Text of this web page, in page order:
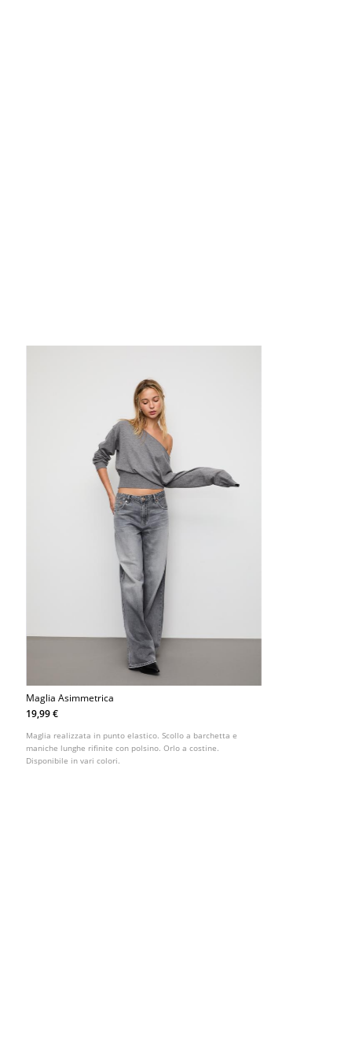
Maglia Asimmetrica
19,99 €
Maglia realizzata in punto elastico. Scollo a barchetta e
maniche lunghe rifinite con polsino. Orlo a costine.
Disponibile in vari colori.